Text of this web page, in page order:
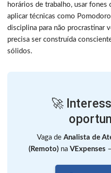
horários de trabalho, usar
aplicar técnicas como
disciplina para não procrastinar
precisa ser construída
sólidos.
🚀
Vaga de Analista de
(Remoto) na VExpenses